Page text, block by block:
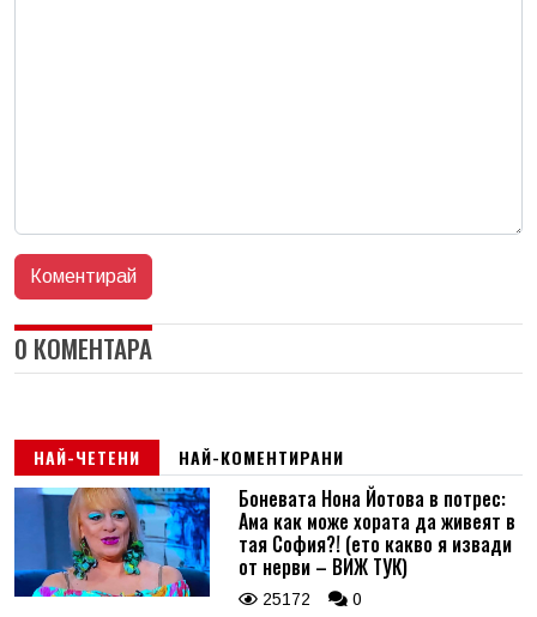
0 КОМЕНТАРА
НАЙ-ЧЕТЕНИ НАЙ-КОМЕНТИРАНИ
Боневата Нона Йотова в потрес:
Ама как може хората да живеят в
тая София?! (ето какво я извади
от нерви – ВИЖ ТУК)
25172 0